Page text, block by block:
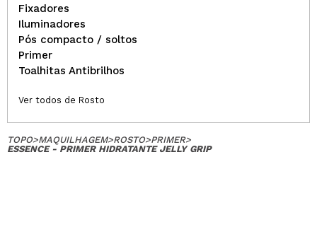
Fixadores
Iluminadores
Pós compacto / soltos
Primer
Toalhitas Antibrilhos
Ver todos de Rosto
TOPO>MAQUILHAGEM>ROSTO>PRIMER>
ESSENCE - PRIMER HIDRATANTE JELLY GRIP